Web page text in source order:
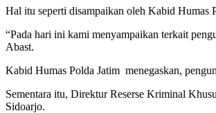
Hal itu seperti disampaikan oleh Kabid Humas
“Pada hari ini kami menyampaikan terkait
Abast.
Kabid Humas Polda Jatim menegaskan,
Sementara itu, Direktur Reserse Kriminal
Sidoarjo.